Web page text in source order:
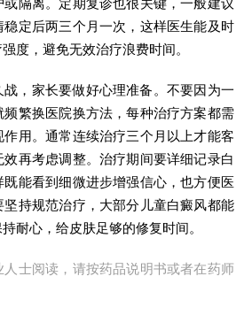
隔离。定期复诊也很关键，一般建议
定后两三个月一次，这样医生能及时
度，避免无效治疗浪费时间。
，家长要做好心理准备。不要因为一
繁换医院换方法，每种治疗方案都需
用。通常连续治疗三个月以上才能客
再考虑调整。治疗期间要详细记录白
能看到细微进步增强信心，也方便医
持规范治疗，大部分儿童白癜风都能
耐心，给皮肤足够的修复时间。
士阅读，请按药品说明书或者在药师